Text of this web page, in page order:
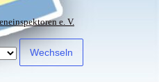
e. V.